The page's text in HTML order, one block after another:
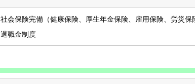
社会保険完備（健康保険、厚生年金保険、雇用保険、労災
退職金制度